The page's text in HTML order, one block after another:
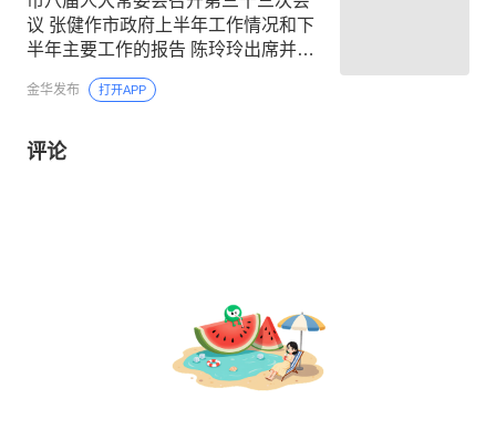
议 张健作市政府上半年工作情况和下
半年主要工作的报告 陈玲玲出席并讲
金华发布 打开APP
评论